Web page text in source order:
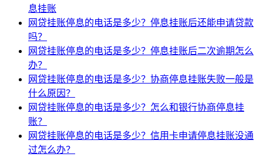
息挂账
网贷挂账停息的电话是多少？停息挂账后还能申请贷款
吗？
网贷挂账停息的电话是多少？停息挂账后二次逾期怎么
办？
网贷挂账停息的电话是多少？协商停息挂账失败一般是
什么原因？
网贷挂账停息的电话是多少？怎么和银行协商停息挂
账？
网贷挂账停息的电话是多少？信用卡申请停息挂账没通
过怎么办？